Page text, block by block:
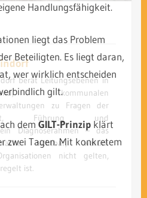
berät Leitungsebenen in
kommunalen
zu Fragen der
Führung und
Diagnoserahmen – das
sichtbar, warum
nicht gelten,
ist.
Handlungsfähigkeit.
liegt das Problem
Beteiligten. Es liegt daran,
wer wirklich entscheiden
gilt.
dem GILT-Prinzip klärt
zwei Tagen. Mit konkretem